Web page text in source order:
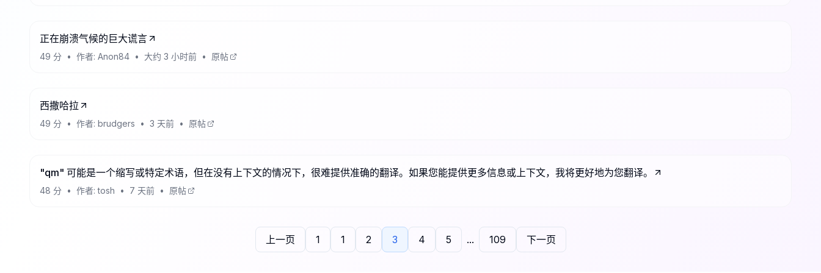
正在崩溃气候的巨大谎言
49 分 • 作者: Anon84 • 大约 3 小时前 • 原帖
西撒哈拉
49 分 • 作者: brudgers • 3 天前 • 原帖
"qm" 可能是一个缩写或特定术语，但在没有上下文的情况下，很难提供准确的翻译。如果您能提供更多信息或上下文，我将更好地为您翻译。
48 分 • 作者:tosh • 7 天前 • 原帖
上一页 1 1 2 3 4 5 ... 109 下一页